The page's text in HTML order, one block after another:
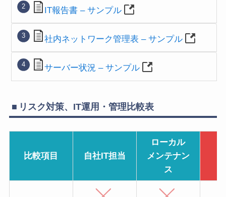
IT報告書 – サンプル
社内ネットワーク管理表 – サンプル
サーバー状況 – サンプル
リスク対策、IT運用・管理比較表
比較項目 自社IT担当
ローカル
メンテナン
ス